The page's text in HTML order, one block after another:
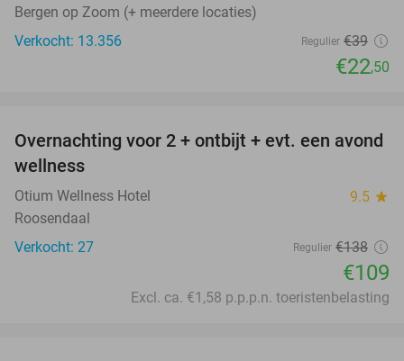
Bergen op Zoom (+ meerdere locaties)
Verkocht: 13.356
Regulier €39
€22,50
21%
Overnachting voor 2 + ontbijt + evt. een avond
wellness
Otium Wellness Hotel 9.5 star
Roosendaal
Verkocht: 27
Regulier €138
€109
Excl. ca. €1,58 p.p.p.n. toeristenbelasting